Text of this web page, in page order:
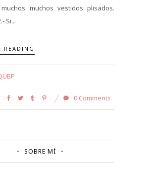
muchos vestidos plisados.
Si...
READING
0 Comments
SOBRE MÍ